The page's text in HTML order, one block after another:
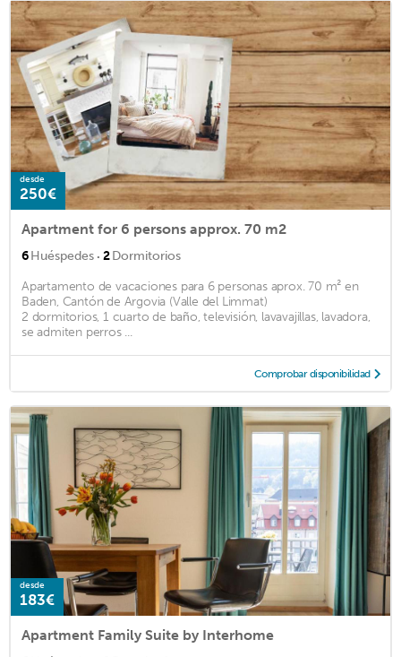
desde
250€
Apartment for 6 persons approx. 70 m2
6Huéspedes · 2Dormitorios
Apartamento de vacaciones para 6 personas aprox. 70 m² en
Baden, Cantón de Argovia (Valle del Limmat)
2 dormitorios, 1 cuarto de baño, televisión, lavavajillas, lavadora,
se admiten perros ...
Comprobar disponibilidad
desde
183€
Apartment Family Suite by Interhome